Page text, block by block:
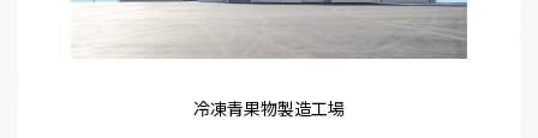
冷凍青果物製造工場